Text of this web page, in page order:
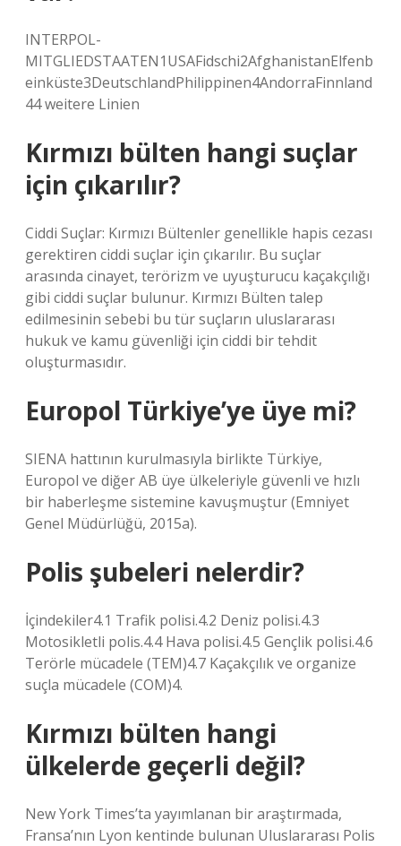
INTERPOL-
MITGLIEDSTAATEN1USAFidschi2AfghanistanElfenb
einküste3DeutschlandPhilippinen4AndorraFinnland
44 weitere Linien
Kırmızı bülten hangi suçlar
için çıkarılır?
Ciddi Suçlar: Kırmızı Bültenler genellikle hapis cezası
gerektiren ciddi suçlar için çıkarılır. Bu suçlar
arasında cinayet, terörizm ve uyuşturucu kaçakçılığı
gibi ciddi suçlar bulunur. Kırmızı Bülten talep
edilmesinin sebebi bu tür suçların uluslararası
hukuk ve kamu güvenliği için ciddi bir tehdit
oluşturmasıdır.
Europol Türkiye’ye üye mi?
SIENA hattının kurulmasıyla birlikte Türkiye,
Europol ve diğer AB üye ülkeleriyle güvenli ve hızlı
bir haberleşme sistemine kavuşmuştur (Emniyet
Genel Müdürlüğü, 2015a).
Polis şubeleri nelerdir?
İçindekiler4.1 Trafik polisi.4.2 Deniz polisi.4.3
Motosikletli polis.4.4 Hava polisi.4.5 Gençlik polisi.4.6
Terörle mücadele (TEM)4.7 Kaçakçılık ve organize
suçla mücadele (COM)4.
Kırmızı bülten hangi
ülkelerde geçerli değil?
New York Times’ta yayımlanan bir araştırmada,
Fransa’nın Lyon kentinde bulunan Uluslararası Polis